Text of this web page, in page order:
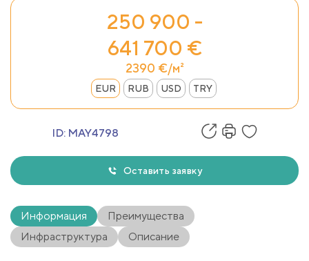
250 900 -
641 700 €
2390 €/м²
EUR RUB USD TRY
ID: MAY4798
Оставить заявку
Информация
Преимущества
Инфраструктура
Описание